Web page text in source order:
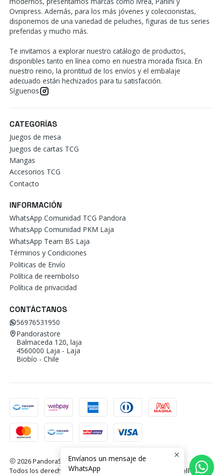
Ovnipress. Además, para los más jóvenes y coleccionistas,
disponemos de una variedad de peluches, figuras de tus series
preferidas y mucho más.
Te invitamos a explorar nuestro catálogo de productos,
disponibles tanto en línea como en nuestra morada física. En
nuestro reino, la prontitud de los envíos y el embalaje
adecuado están hechizados para tu satisfacción.
Síguenos
CATEGORÍAS
Juegos de mesa
Juegos de cartas TCG
Mangas
Accesorios TCG
Contacto
INFORMACIÓN
WhatsApp Comunidad TCG Pandora
WhatsApp Comunidad PKM Laja
WhatsApp Team BS Laja
Términos y Condiciones
Politicas de Envío
Política de reembolso
Política de privacidad
CONTÁCTANOS
56976531950
Pandorastore
Balmaceda 120, laja
4560000 Laja - Laja
Biobío - Chile
2026 PandoraStore.
Todos los derechos reservados.
Desarrollado por Jumpseller.
Envíanos un mensaje de
WhatsApp